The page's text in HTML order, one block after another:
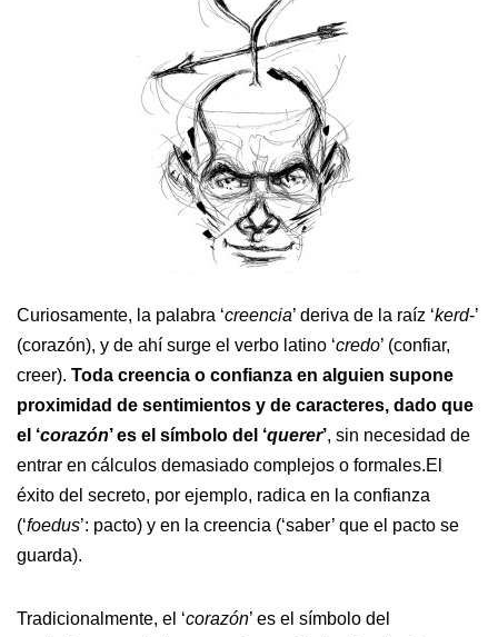
Curiosamente, la palabra ‘creencia’ deriva de la raíz ‘kerd-’
(corazón), y de ahí surge el verbo latino ‘credo’ (confiar,
creer). Toda creencia o confianza en alguien supone
proximidad de sentimientos y de caracteres, dado que
el ‘corazón’ es el símbolo del ‘querer’, sin necesidad de
entrar en cálculos demasiado complejos o formales.El
éxito del secreto, por ejemplo, radica en la confianza
(‘foedus’: pacto) y en la creencia (‘saber’ que el pacto se
guarda).
Tradicionalmente, el ‘corazón’ es el símbolo del